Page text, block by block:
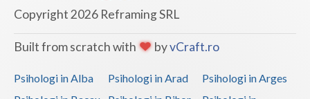
Copyright 2026 Reframing SRL
Built from scratch with byvCraft.ro
Psihologi in Alba Psihologi in Arad
Psihologi in Arges